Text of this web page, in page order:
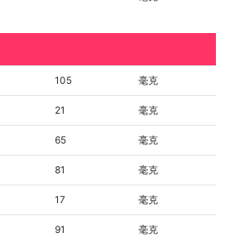
105 毫克
21 毫克
65 毫克
81 毫克
17 毫克
91 毫克